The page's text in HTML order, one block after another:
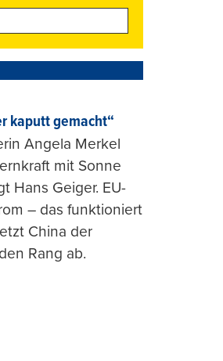
kaputt gemacht“
Angela Merkel
mit Sonne
Hans Geiger. EU-
– das funktioniert
China der
Rang ab.